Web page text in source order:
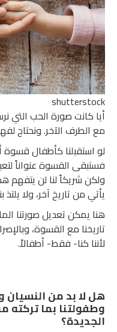
shutterstock
أيا كانت صورة الحب التي
مع الطرف الآخر. ونحتاج
لو استقبلنا كأطفال قسوة
فستبقى القسوة عنواناً
ولكن شريكاً لنا لن يتفهم
يأتي من تاريخ آخر، ولا
هنا يمكن تعديل صورتنا
تاريخنا مع القسوة،
لأننا كنا- فقط- أطفالاً.
هل لا بد من النسيان
وطفولتنا بما تركته
الجديدة؟